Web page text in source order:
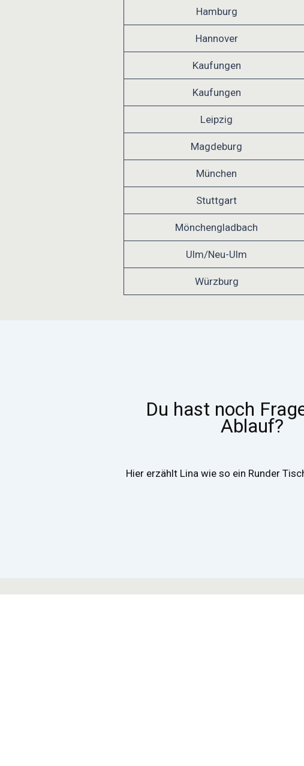
Hamburg
Hannover
Kaufungen
Kaufungen
Leipzig
Magdeburg
München
Stuttgart
Mönchengladbach
Ulm/Neu-Ulm
Würzburg
Du hast noch
Ablauf?
Hier erzählt Lina wie so ein Runder